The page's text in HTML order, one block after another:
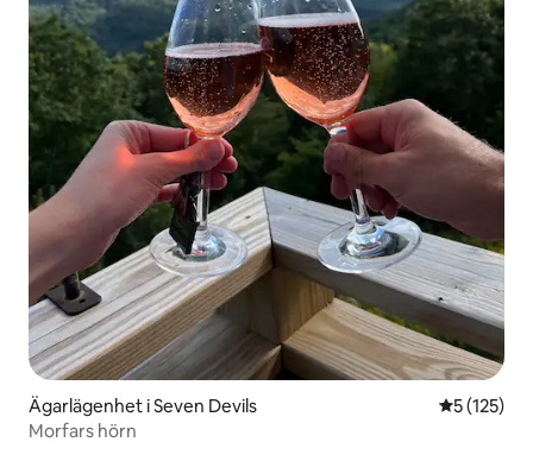
Ägarlägenhet i Seven Devils 5 av 5 i
5 (125)
Morfars hörn